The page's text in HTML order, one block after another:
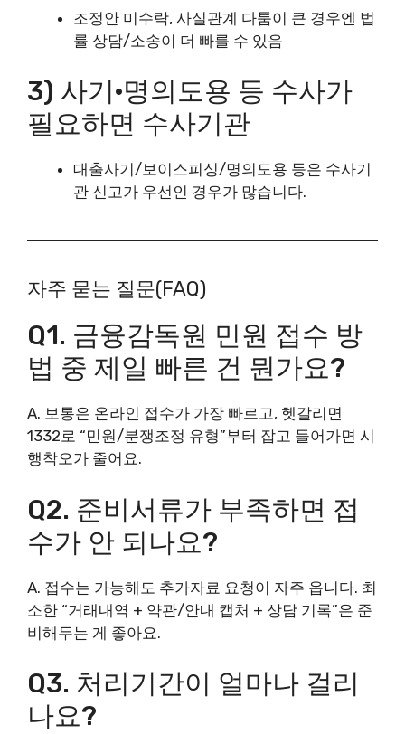
조정안 미수락, 사실관계 다툼이 큰 경우엔 법
률 상담/소송이 더 빠를 수 있음
3) 사기·명의도용 등 수사가
필요하면 수사기관
대출사기/보이스피싱/명의도용 등은 수사기
관 신고가 우선인 경우가 많습니다.
자주 묻는 질문(FAQ)
Q1. 금융감독원 민원 접수 방
법 중 제일 빠른 건 뭔가요?
A. 보통은 온라인 접수가 가장 빠르고, 헷갈리면
1332로 “민원/분쟁조정 유형”부터 잡고 들어가면 시
행착오가 줄어요.
Q2. 준비서류가 부족하면 접
수가 안 되나요?
A. 접수는 가능해도 추가자료 요청이 자주 옵니다. 최
소한 “거래내역 + 약관/안내 캡처 + 상담 기록”은 준
비해두는 게 좋아요.
Q3. 처리기간이 얼마나 걸리
나요?